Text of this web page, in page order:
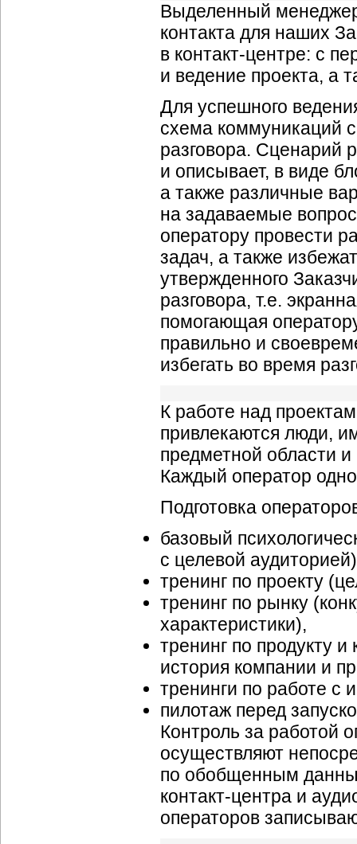
Выделенный
контакта для наших
в контакт-центре: с
и ведение проекта, а
Для успешного
схема коммуникаций
разговора. Сценарий
и описывает, в виде
а также различные
на задаваемые
оператору провести
задач, а также
утвержденного
разговора, т.е.
помогающая
правильно и
избегать во время
К работе над
привлекаются люди,
предметной области
Каждый оператор
Подготовка
базовый
с целевой
тренинг по проекту
тренинг по рынку
характеристики),
тренинг по продукту
история компании и
тренинги по работе
пилотаж перед
Контроль за работой
осуществляют
по обобщенным
контакт-центра и
операторов